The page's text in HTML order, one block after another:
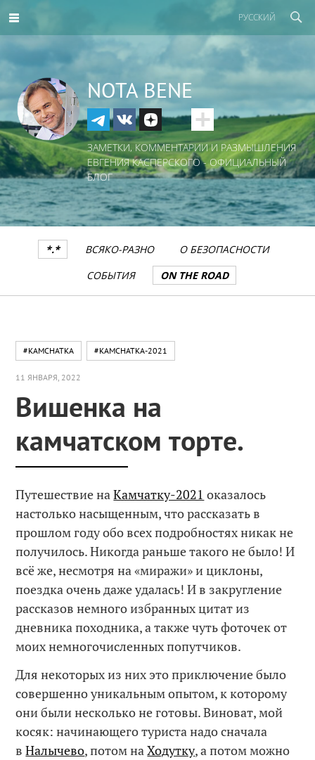
РУССКИЙ
NOTA BENE
ЗАМЕТКИ, КОММЕНТАРИИ И РАЗМЫШЛЕНИЯ
ЕВГЕНИЯ КАСПЕРСКОГО - ОФИЦИАЛЬНЫЙ
БЛОГ
*.* ВСЯКО-РАЗНО
О БЕЗОПАСНОСТИ
СОБЫТИЯ
ON THE ROAD
#KAMCHATKA #KAMCHATKA-2021
11 ЯНВАРЯ, 2022
Вишенка на
камчатском торте.
Путешествие наКамчатку-2021 оказалось
настолько насыщенным, что рассказать в
прошлом году обо всех подробностях никак не
получилось. Никогда раньше такого не было! И
всё же, несмотря на «миражи» и циклоны,
поездка очень даже удалась! И в закругление
рассказов немного избранных цитат из
дневника походника, а также чуть фоточек от
моих немногочисленных попутчиков.
Для некоторых из них это приключение было
совершенно уникальным опытом, к которому
они были несколько не готовы. Виноват, мой
косяк: начинающего туриста надо сначала
вНалычево, потом наХодутку, а потом можно